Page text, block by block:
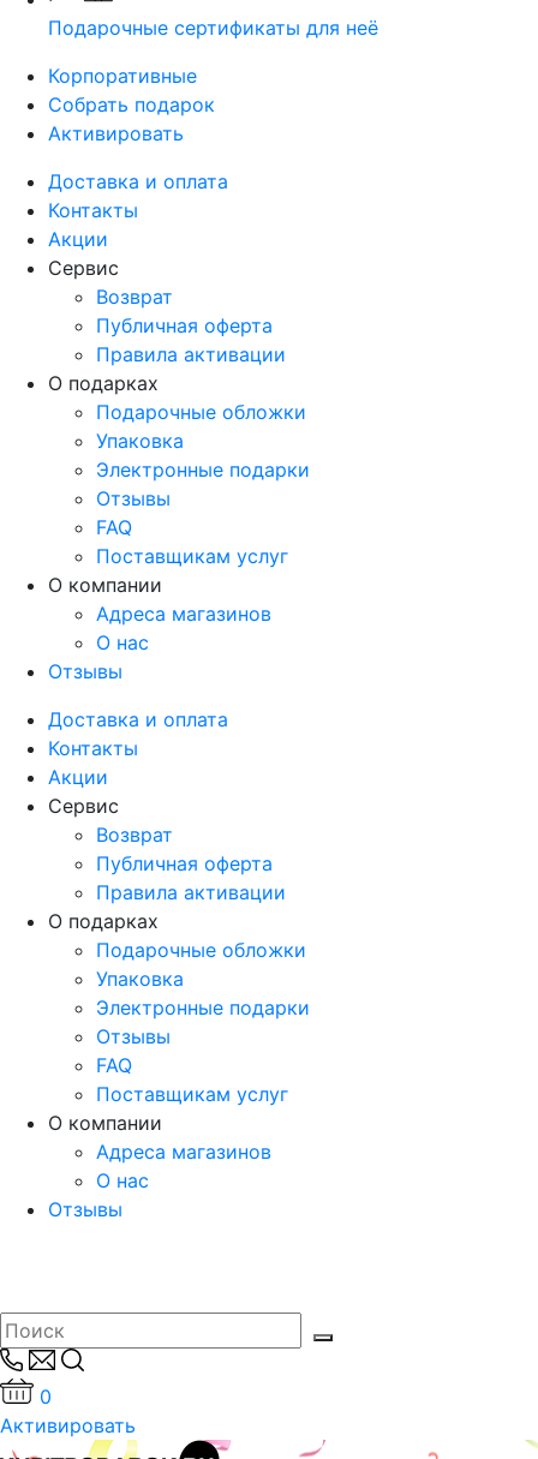
Подарочные сертификаты для неё
Корпоративные
Собрать подарок
Активировать
Доставка и оплата
Контакты
Акции
Сервис
Возврат
Публичная оферта
Правила активации
О подарках
Подарочные обложки
Упаковка
Электронные подарки
Отзывы
FAQ
Поставщикам услуг
О компании
Адреса магазинов
О нас
Отзывы
Доставка и оплата
Контакты
Акции
Сервис
Возврат
Публичная оферта
Правила активации
О подарках
Подарочные обложки
Упаковка
Электронные подарки
Отзывы
FAQ
Поставщикам услуг
О компании
Адреса магазинов
О нас
Отзывы
0
Активировать